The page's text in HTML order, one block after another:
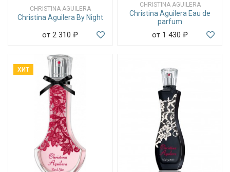
CHRISTINA AGUILERA
Christina Aguilera By Night
от 2 310 ₽
CHRISTINA AGUILERA
Christina Aguilera Eau de
parfum
от 1 430 ₽
ХИТ